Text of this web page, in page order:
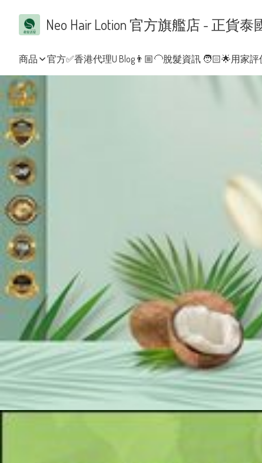
Neo Hair Lotion 官方旗艦店 - 正貨
商品 官方✅香港代理U Blog👨🏼‍🦲脫髮資訊 🧑🏻🌟用家評